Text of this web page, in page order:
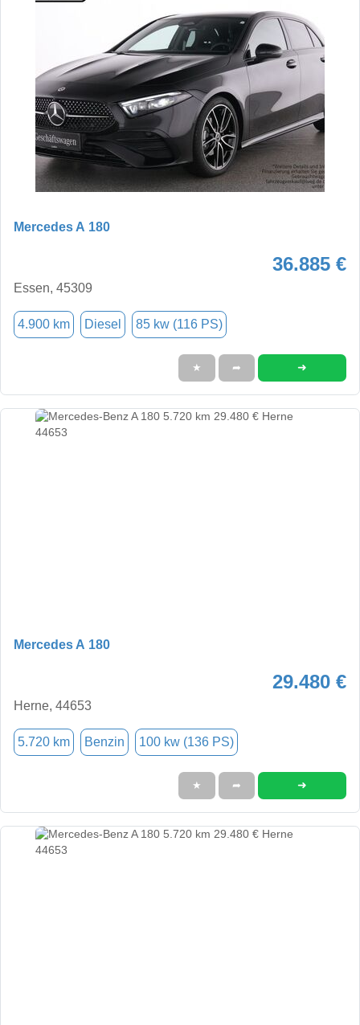
Mercedes A 180
36.885 €
Essen, 45309
4.900 km Diesel 85 kw (116 PS)
★ ➦ ➜
Mercedes A 180
29.480 €
Herne, 44653
5.720 km Benzin 100 kw (136 PS)
★ ➦ ➜